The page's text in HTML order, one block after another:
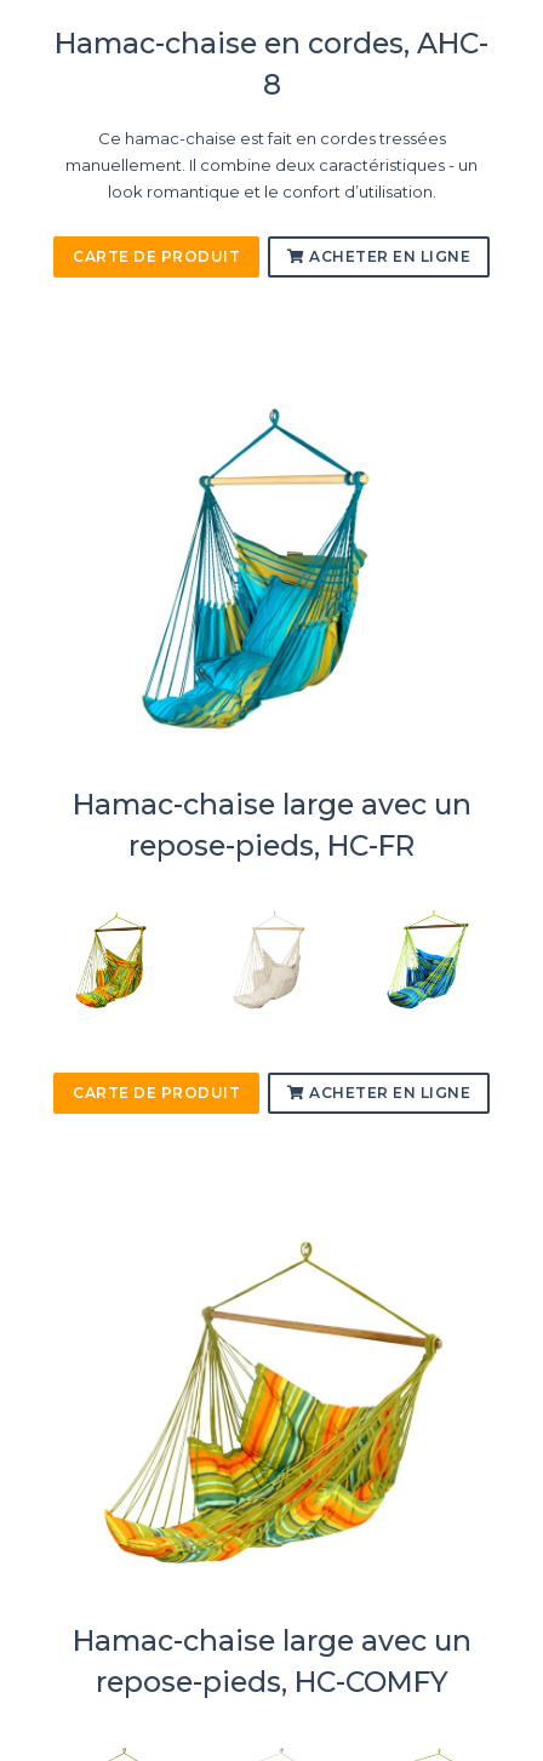
Hamac-chaise en cordes, AHC-
8
Ce hamac-chaise est fait en cordes tressées
manuellement. Il combine deux caractéristiques - un
look romantique et le confort d’utilisation.
CARTE DE PRODUIT ACHETER EN LIGNE
Hamac-chaise large avec un
repose-pieds, HC-FR
CARTE DE PRODUIT ACHETER EN LIGNE
Hamac-chaise large avec un
repose-pieds, HC-COMFY